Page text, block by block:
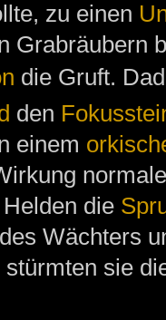
zu einen
Grabräubern
die Gruft.
den
einem
die
Wächters
sie